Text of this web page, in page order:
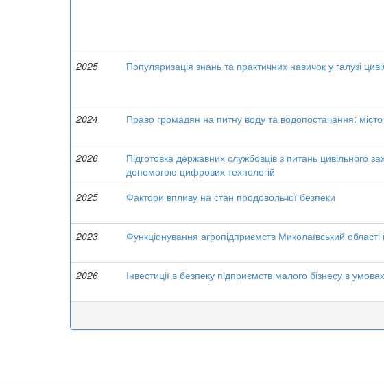
2025
Популяризація знань та практичних навичок у галузі
2024
Право громадян на питну воду та водопостачання:
2026
Підготовка державних службовців з питань цивільного
допомогою цифрових технологій
2025
Фактори впливу на стан продовольчої безпеки
2023
Функціонування агропідприємств Миколаївський
2026
Інвестиції в безпеку підприємств малого бізнесу в